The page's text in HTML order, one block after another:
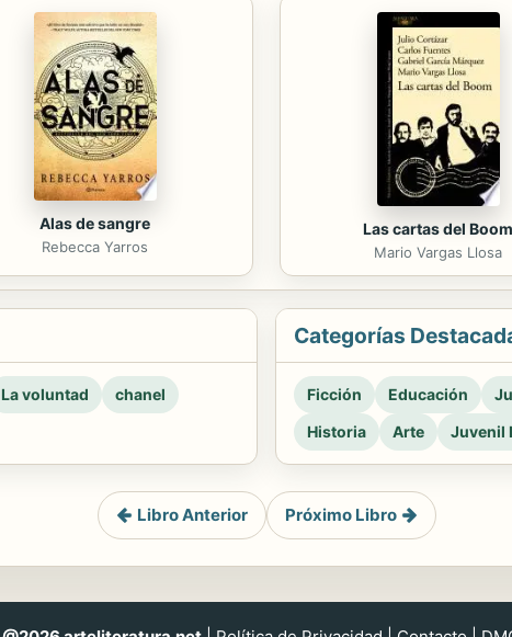
Alas de sangre
Rebecca Yarros
Las cartas del Boom
Mario Vargas Llosa
La voluntad
chanel
Categorías
Ficción Educación
Historia
Arte Juvenil
Libro Anterior Próximo Libro